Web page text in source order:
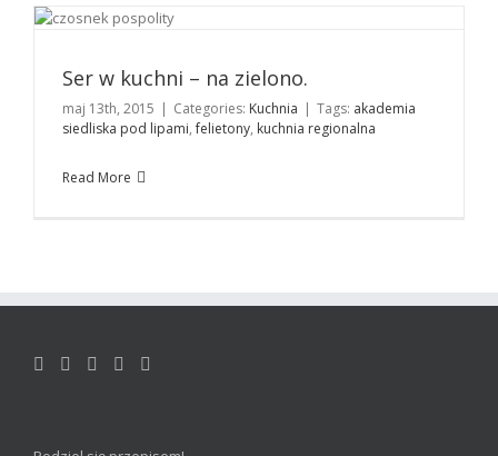
Ser w kuchni – na zielono.
Ser w kuchni – na zielono.
maj 13th, 2015 | Categories: Kuchnia | Tags: akademia
siedliska pod lipami,felietony, kuchnia regionalna
Read More